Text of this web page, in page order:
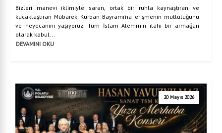
Bizleri manevi iklimiyle saran, ortak bir ruhla kaynaştıran ve
kucaklaştıran Mübarek Kurban Bayramı’na erişmenin mutluluğunu
ve heyecanını yaşıyoruz. Tüm İslam Alemi’nin ilahi bir armağan
olarak kabul...
DEVAMINI OKU
20 Mayıs 2026